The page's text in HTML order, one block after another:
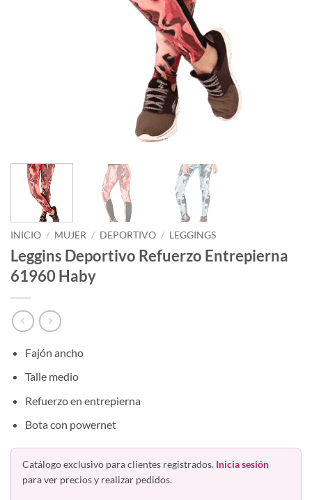
INICIO / MUJER / DEPORTIVO / LEGGINGS
Leggins Deportivo Refuerzo Entrepierna
61960 Haby
Fajón ancho
Talle medio
Refuerzo en entrepierna
Bota con powernet
Catálogo exclusivo para clientes registrados. Inicia sesión
para ver precios y realizar pedidos.